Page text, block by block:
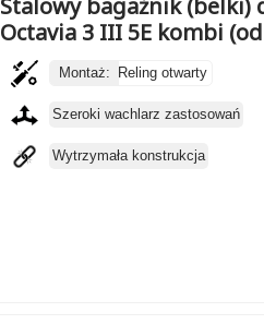
Octavia 3 III 5E kombi
Montaż: Reling otwarty
Szeroki wachlarz zastosowań
Wytrzymała konstrukcja